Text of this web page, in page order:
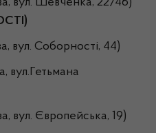
вул. Шевченка, 22/46)
вул. Соборності, 44)
вул.Гетьмана
вул. Європейська, 19)